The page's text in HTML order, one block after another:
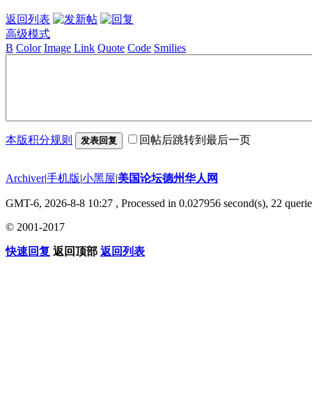
返回列表
高级模式
B Color Image Link Quote Code Smilies
本版积分规则 发表回复 回帖后跳转到最后一页
Archiver|手机版|小黑屋|美国论坛德州华人网
GMT-6, 2026-8-8 10:27 , Processed in 0.027956 second(s), 22
© 2001-2017
快速回复 返回顶部 返回列表